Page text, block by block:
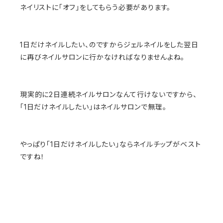
ネイリストに「オフ」をしてもらう必要があります。
1日だけネイルしたい、のですからジェルネイルをした翌日
に再びネイルサロンに行かなければなりませんよね。
現実的に2日連続ネイルサロンなんて行けないですから、
「1日だけネイルしたい」はネイルサロンで無理。
やっぱり「1日だけネイルしたい」ならネイルチップがベスト
ですね！